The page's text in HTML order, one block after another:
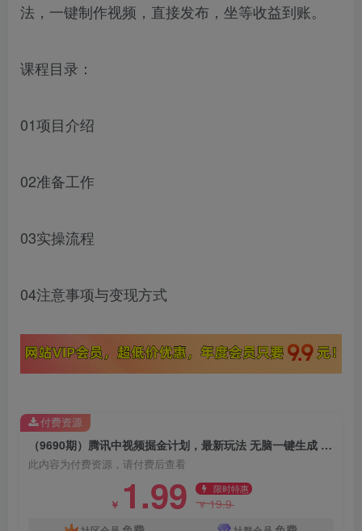
法，一键制作视频，直接发布，坐等收益到账。
课程目录：
01项目介绍
02准备工作
03实操流程
04注意事项与变现方式
（9690期）腾讯中视频掘金计划，最新玩法 无脑一键生成 刷爆流量分成收益 月入40000＋
此内容为付费资源，请付费后查看
￥ 1.99 限时特惠
￥19.9
付费资源